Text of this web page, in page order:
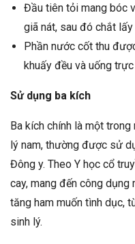
Đầu tiên tỏi mang bóc
giã nát, sau đó chắt
Phần nước cốt thu
khuấy đều và uống
Sử dụng ba kích
Ba kích chính là một
lý nam, thường được sử
Đông y. Theo Y học cổ
cay, mang đến công dụng
tăng ham muốn tình dục,
sinh lý.